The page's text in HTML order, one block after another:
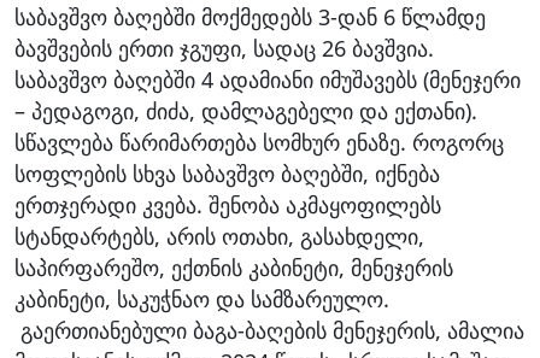
საბავშვო ბაღებში მოქმედებს 3-დან 6 წლამდე
ბავშვების ერთი ჯგუფი, სადაც 26 ბავშვია.
საბავშვო ბაღებში 4 ადამიანი იმუშავებს (მენეჯერი
– პედაგოგი, ძიძა, დამლაგებელი და ექთანი).
სწავლება წარიმართება სომხურ ენაზე. როგორც
სოფლების სხვა საბავშვო ბაღებში, იქნება
ერთჯერადი კვება. შენობა აკმაყოფილებს
სტანდარტებს, არის ოთახი, გასახდელი,
საპირფარეშო, ექთნის კაბინეტი, მენეჯერის
კაბინეტი, საკუჭნაო და სამზარეულო.
გაერთიანებული ბაგა-ბაღების მენეჯერის, ამალია